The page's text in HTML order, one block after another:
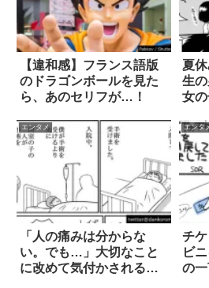
【違和感】フランス語版
のドラゴンボールを見た
ら、あのセリフが…！
夏
生
女
エンタメ
「人の痛みは分からな
い。でも…」大切なこと
に改めて気付かされる漫
エンタ
チ
ビ
の